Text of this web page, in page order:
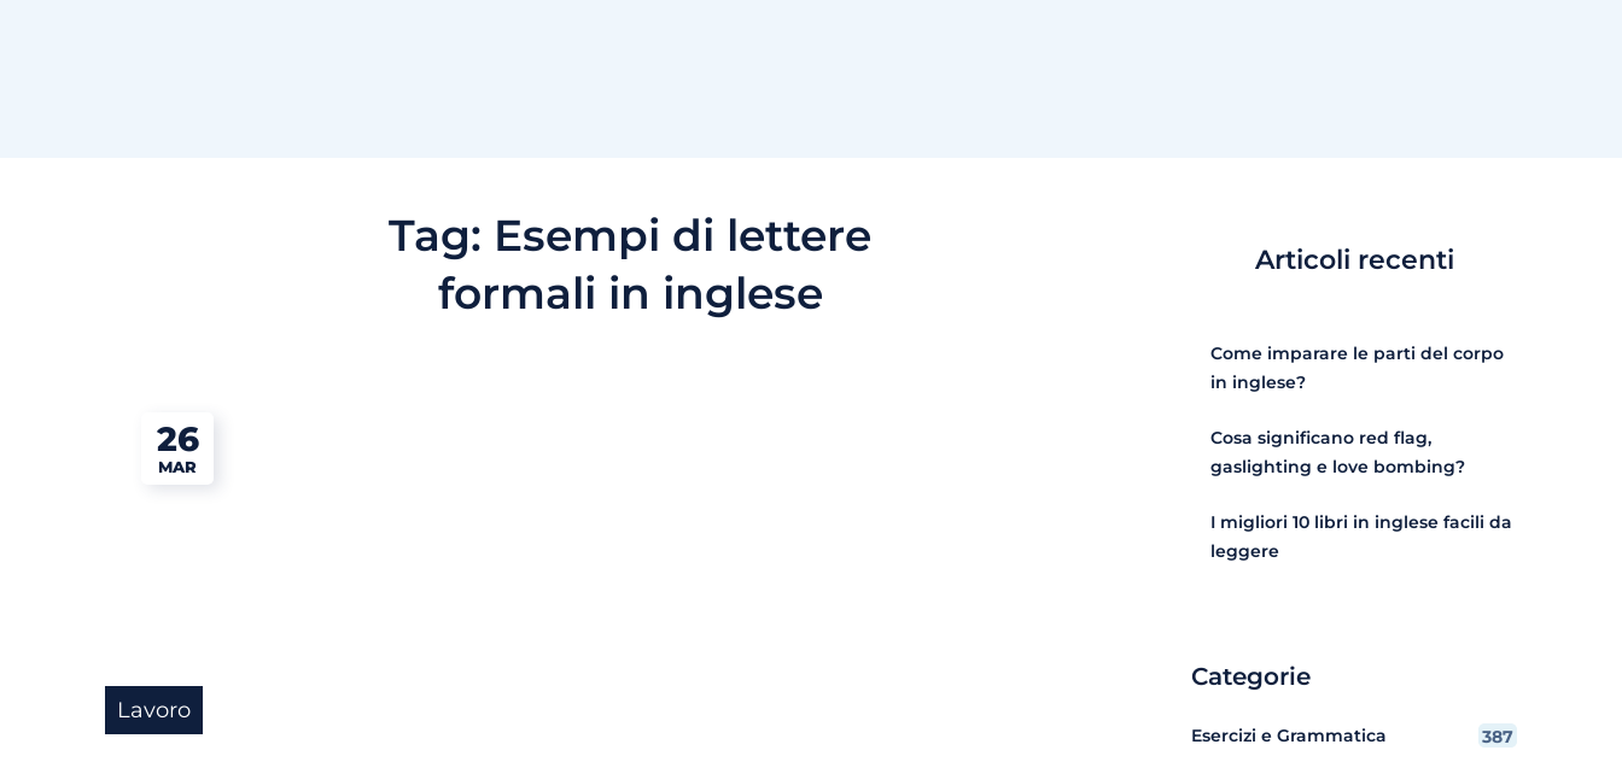
Tag: Esempi di lettere
formali in inglese
26
MAR
Lavoro
Articoli recenti
Come imparare le parti del corpo
in inglese?
Cosa significano red flag,
gaslighting e love bombing?
I migliori 10 libri in inglese facili da
leggere
Categorie
Esercizi e Grammatica 387